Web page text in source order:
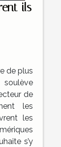
ils
de plus
soulève
de
les
les
s’y